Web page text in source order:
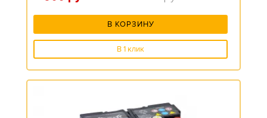
В КОРЗИНУ
В 1 клик